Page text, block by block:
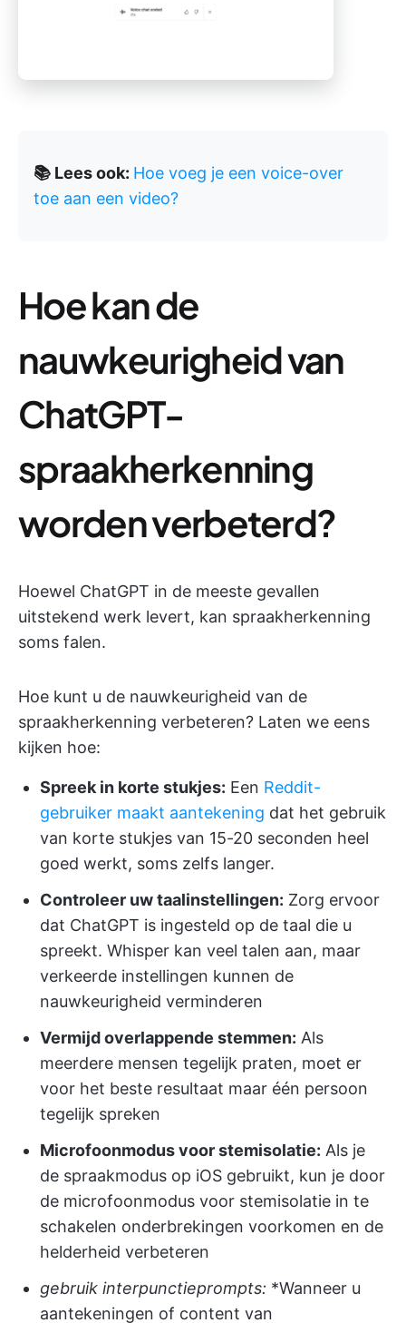
📚 Lees ook: Hoe voeg je een voice-over
toe aan een video?
Hoe kan de
nauwkeurigheid van
ChatGPT-
spraakherkenning
worden verbeterd?
Hoewel ChatGPT in de meeste gevallen
uitstekend werk levert, kan spraakherkenning
soms falen.
Hoe kunt u de nauwkeurigheid van de
spraakherkenning verbeteren? Laten we eens
kijken hoe:
Spreek in korte stukjes: Een Reddit-
gebruiker maakt aantekening dat het gebruik
van korte stukjes van 15-20 seconden heel
goed werkt, soms zelfs langer.
Controleer uw taalinstellingen: Zorg ervoor
dat ChatGPT is ingesteld op de taal die u
spreekt. Whisper kan veel talen aan, maar
verkeerde instellingen kunnen de
nauwkeurigheid verminderen
Vermijd overlappende stemmen: Als
meerdere mensen tegelijk praten, moet er
voor het beste resultaat maar één persoon
tegelijk spreken
Microfoonmodus voor stemisolatie: Als je
de spraakmodus op iOS gebruikt, kun je door
de microfoonmodus voor stemisolatie in te
schakelen onderbrekingen voorkomen en de
helderheid verbeteren
gebruik interpunctieprompts: *Wanneer u
aantekeningen of content van